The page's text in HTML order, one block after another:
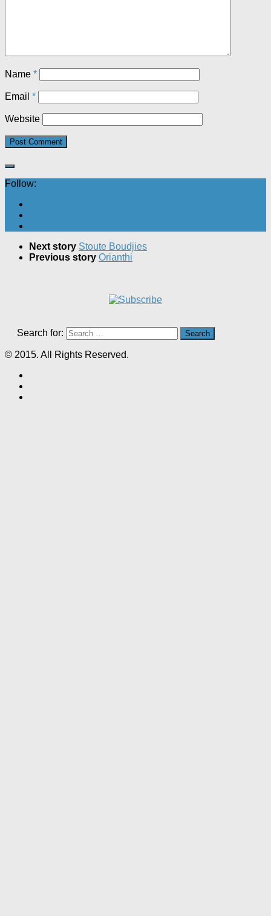
Name *
Email *
Website
Follow:
Next story Stoute Boudjies
Previous story Orianthi
Search for:
© 2015. All Rights Reserved.